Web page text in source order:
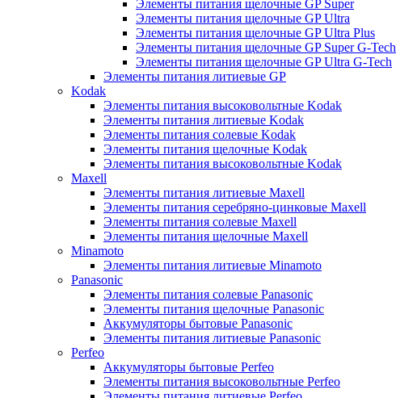
Элементы питания щелочные GP Super
Элементы питания щелочные GP Ultra
Элементы питания щелочные GP Ultra Plus
Элементы питания щелочные GP Super G-Tech
Элементы питания щелочные GP Ultra G-Tech
Элементы питания литиевые GP
Kodak
Элементы питания высоковольтные Kodak
Элементы питания литиевые Kodak
Элементы питания солевые Kodak
Элементы питания щелочные Kodak
Элементы питания высоковольтные Kodak
Maxell
Элементы питания литиевые Maxell
Элементы питания серебряно-цинковые Maxell
Элементы питания солевые Maxell
Элементы питания щелочные Maxell
Minamoto
Элементы питания литиевые Minamoto
Panasonic
Элементы питания солевые Panasonic
Элементы питания щелочные Panasonic
Аккумуляторы бытовые Panasonic
Элементы питания литиевые Panasonic
Perfeo
Аккумуляторы бытовые Perfeo
Элементы питания высоковольтные Perfeo